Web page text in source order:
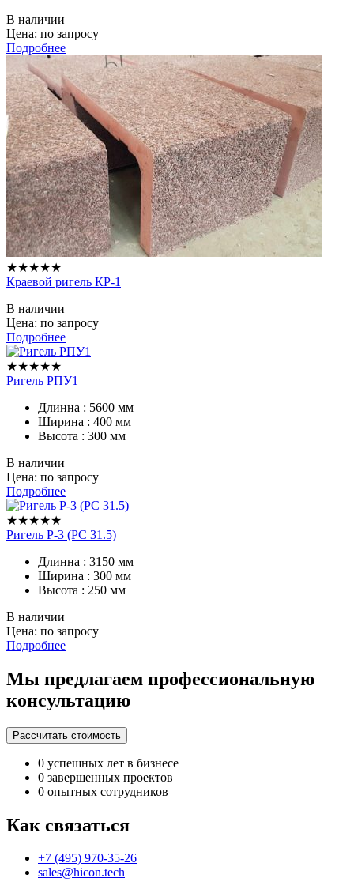
В наличии
Цена: по запросу
Подробнее
★★★★★
Краевой ригель КР-1
В наличии
Цена: по запросу
Подробнее
★★★★★
Ригель РПУ1
Длинна : 5600 мм
Ширина : 400 мм
Высота : 300 мм
В наличии
Цена: по запросу
Подробнее
★★★★★
Ригель P-3 (PC 31.5)
Длинна : 3150 мм
Ширина : 300 мм
Высота : 250 мм
В наличии
Цена: по запросу
Подробнее
Мы предлагаем профессиональную
консультацию
Рассчитать стоимость
0 успешных лет в бизнесе
0 завершенных проектов
0 опытных сотрудников
Как связаться
+7 (495) 970-35-26
sales@hicon.tech